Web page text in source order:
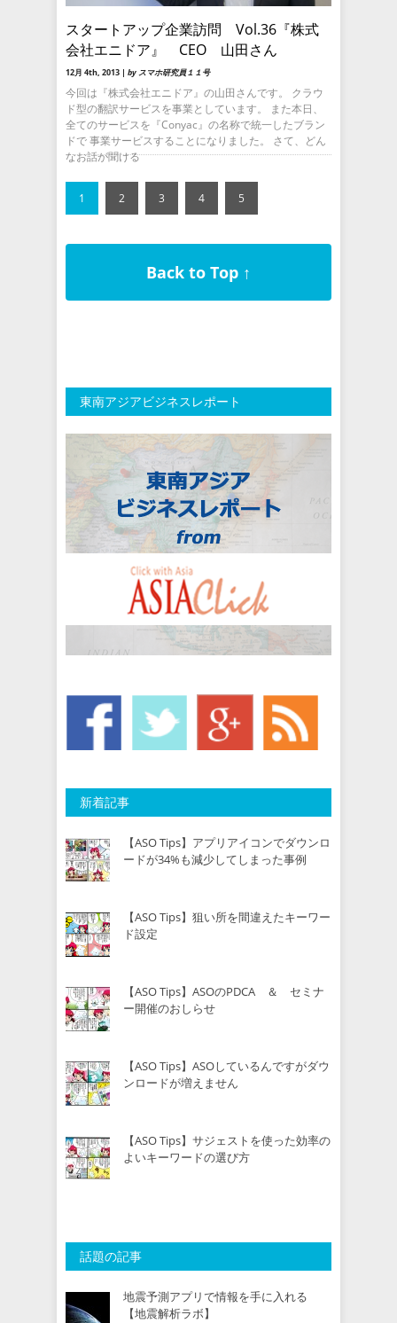
スタートアップ企業訪問 Vol.36『株式
会社エニドア』 CEO 山田さん
12月 4th, 2013 | by スマホ研究員１１号
今回は『株式会社エニドア』の山田さんです。 クラウ
ド型の翻訳サービスを事業としています。 また本日、
全てのサービスを『Conyac』の名称で統一したブラン
ドで 事業サービスすることになりました。 さて、どん
なお話が聞ける
1 2 3 4 5
Back to Top ↑
東南アジアビジネスレポート
新着記事
【ASO Tips】アプリアイコンでダウンロ
ードが34%も減少してしまった事例
【ASO Tips】狙い所を間違えたキーワー
ド設定
【ASO Tips】ASOのPDCA ＆ セミナ
ー開催のおしらせ
【ASO Tips】ASOしているんですがダウ
ンロードが増えません
【ASO Tips】サジェストを使った効率の
よいキーワードの選び方
話題の記事
地震予測アプリで情報を手に入れる
【地震解析ラボ】